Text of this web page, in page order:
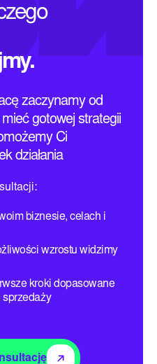
zaczynamy od
gotowej strategii
Ci
działania
biznesie, celach i
wzrostu widzimy
kroki dopasowane
sprzedaży